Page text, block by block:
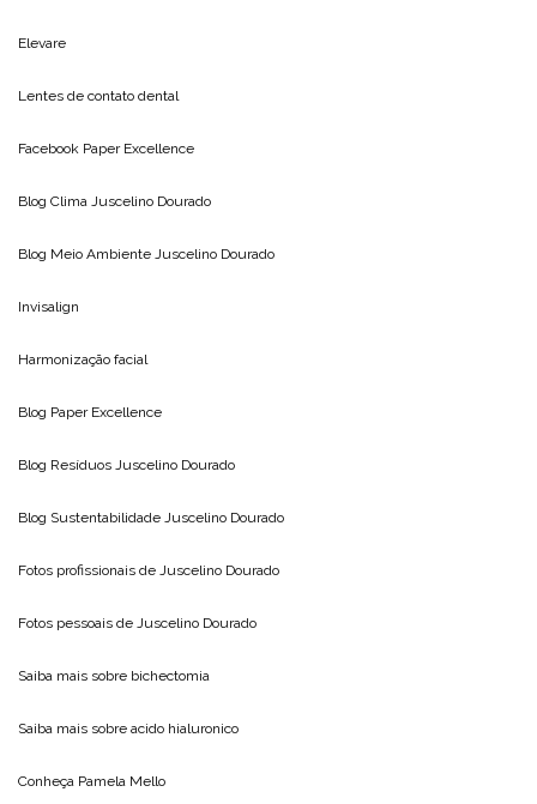
Elevare
Lentes de contato dental
Facebook Paper Excellence
Blog Clima Juscelino Dourado
Blog Meio Ambiente Juscelino Dourado
Invisalign
Harmonização facial
Blog Paper Excellence
Blog Resíduos Juscelino Dourado
Blog Sustentabilidade Juscelino Dourado
Fotos profissionais de Juscelino Dourado
Fotos pessoais de Juscelino Dourado
Saiba mais sobre bichectomia
Saiba mais sobre acido hialuronico
Conheça Pamela Mello